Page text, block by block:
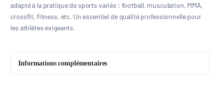
adapté à la pratique de sports variés : football, musculation, MMA,
crossfit, fitness, etc. Un essentiel de qualité professionnelle pour
les athlètes exigeants.
Informations complémentaires